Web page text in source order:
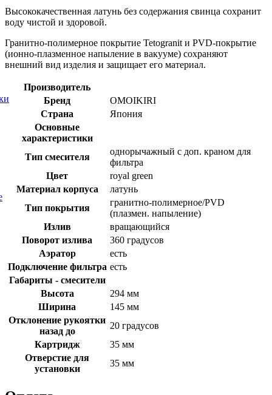
Высококачественная латунь без содержания свинца сохранит
воду чистой и здоровой.
Гранитно-полимерное покрытие Tetogranit и PVD-покрытие
(ионно-плазменное напыление в вакууме) сохраняют
внешний вид изделия и защищает его материал.
Производитель
Бренд
OMOIKIRI
Страна
Япония
Основные
характеристики
Тип смесителя
однорычажный с доп. краном для
фильтра
Цвет
royal green
Материал корпуса
латунь
Тип покрытия
гранитно-полимерное/PVD
(плазмен. напыление)
Излив
вращающийся
Поворот излива
360 градусов
Аэратор
есть
Подключение фильтра есть
Габариты - смесители
Высота
294 мм
Ширина
145 мм
Отклонение рукоятки
назад до
20 градусов
Картридж
35 мм
Отверстие для
установки
35 мм